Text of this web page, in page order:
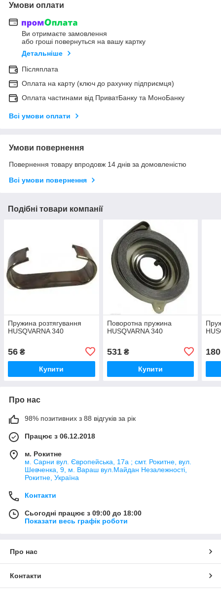
Умови оплати
Ви отримаєте замовлення
або гроші повернуться на вашу картку
Детальніше
Післяплата
Оплата на карту (ключ до рахунку підприємця)
Оплата частинами від ПриватБанку та МоноБанку
Всі умови оплати
Умови повернення
Повернення товару впродовж 14 днів за домовленістю
Всі умови повернення
Подібні товари компанії
Пружина розтягування
HUSQVARNA 340
56 ₴
Купити
Поворотна пружина
HUSQVARNA 340
531₴
Купити
180
Про нас
98% позитивних з 88 відгуків за рік
Працює з 06.12.2018
м. Рокитне
м. Сарни вул. Європейська, 17а ; смт. Рокитне, вул.
Шевченка, 9, м. Вараш вул.Майдан Незалежності,
Рокитне, Україна
Контакти
Сьогодні працює з 09:00 до 18:00
Показати весь графік роботи
Про нас
Контакти